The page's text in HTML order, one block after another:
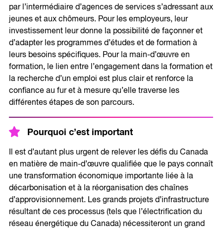
par l’intermédiaire d’agences de services s’adressant aux
jeunes et aux chômeurs. Pour les employeurs, leur
investissement leur donne la possibilité de façonner et
d’adapter les programmes d’études et de formation à
leurs besoins spécifiques. Pour la main-d’œuvre en
formation, le lien entre l’engagement dans la formation et
la recherche d’un emploi est plus clair et renforce la
confiance au fur et à mesure qu’elle traverse les
différentes étapes de son parcours.
Pourquoi c’est important
Il est d’autant plus urgent de relever les défis du Canada
en matière de main-d’œuvre qualifiée que le pays connaît
une transformation économique importante liée à la
décarbonisation et à la réorganisation des chaînes
d’approvisionnement. Les grands projets d’infrastructure
résultant de ces processus (tels que l’électrification du
réseau énergétique du Canada) nécessiteront un grand